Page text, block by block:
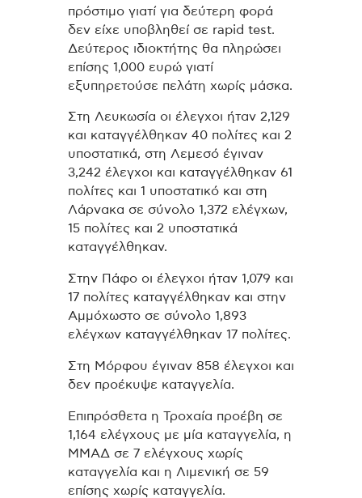
πρόστιμο γιατί για δεύτερη φορά
δεν είχε υποβληθεί σε rapid test.
Δεύτερος ιδιοκτήτης θα πληρώσει
επίσης 1,000 ευρώ γιατί
εξυπηρετούσε πελάτη χωρίς μάσκα.
Στη Λευκωσία οι έλεγχοι ήταν 2,129
και καταγγέλθηκαν 40 πολίτες και 2
υποστατικά, στη Λεμεσό έγιναν
3,242 έλεγχοι και καταγγέλθηκαν 61
πολίτες και 1 υποστατικό και στη
Λάρνακα σε σύνολο 1,372 ελέγχων,
15 πολίτες και 2 υποστατικά
καταγγέλθηκαν.
Στην Πάφο οι έλεγχοι ήταν 1,079 και
17 πολίτες καταγγέλθηκαν και στην
Αμμόχωστο σε σύνολο 1,893
ελέγχων καταγγέλθηκαν 17 πολίτες.
Στη Μόρφου έγιναν 858 έλεγχοι και
δεν προέκυψε καταγγελία.
Επιπρόσθετα η Τροχαία προέβη σε
1,164 ελέγχους με μία καταγγελία, η
ΜΜΑΔ σε 7 ελέγχους χωρίς
καταγγελία και η Λιμενική σε 59
επίσης χωρίς καταγγελία.